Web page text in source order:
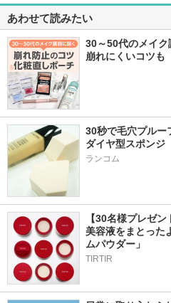
あわせて読みたい
30～50代のメイク
崩れにくいコツも
30秒で毛穴プルー
ダイヤ型スポンジ
ランコム
【30名様プレゼ
美容液をまとった
ムパウダー」
TIRTIR